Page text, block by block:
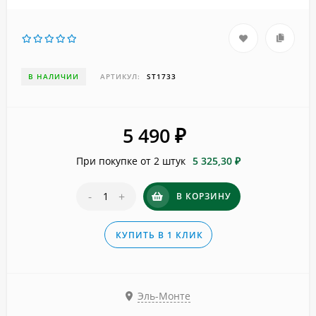
В НАЛИЧИИ АРТИКУЛ: ST1733
5 490 ₽
При покупке от 2 штук 5 325,30 ₽
- + В КОРЗИНУ
КУПИТЬ В 1 КЛИК
Эль-Монте